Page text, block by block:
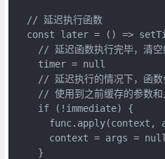
  // 延迟执行函数
const later = () =>
// 延迟函数执行完毕，清空
    timer = null
// 延迟执行的情况下，函数
// 使用到之前缓存的参数和
    if (!immediate) {
func.apply(context,
      context = args = null
    }